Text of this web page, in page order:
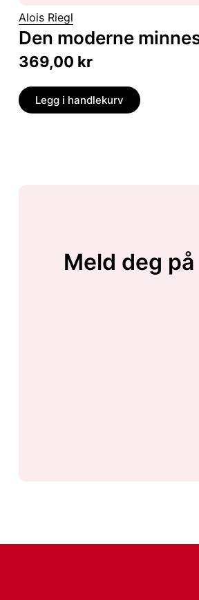
Alois Riegl
Den moderne
369,00 kr
Legg i handlekurv
Meld deg